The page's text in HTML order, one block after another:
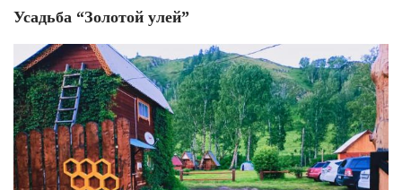
Усадьба “Золотой улей”